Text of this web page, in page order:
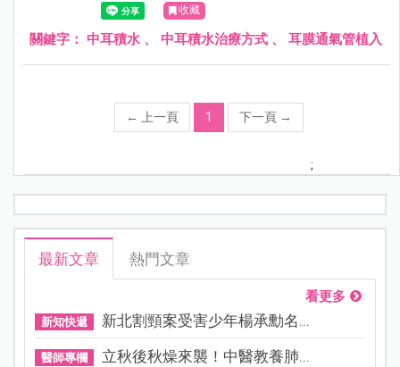
發展造成影響。
收藏
關鍵字： 中耳積水 、 中耳積水治療方式 、 耳膜通氣管植入
← 上一頁 1 下一頁 →
;
最新文章 熱門文章
看更多
新知快遞 新北割頸案受害少年楊承勳名...
醫師專欄 立秋後秋燥來襲！中醫教養肺...